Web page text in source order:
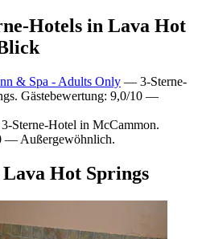
Hotels in Lava Hot
& Spa - Adults Only — 3-Sterne-
Gästebewertung: 9,0/10 —
Sterne-Hotel in McCammon.
— Außergewöhnlich.
Hot Springs